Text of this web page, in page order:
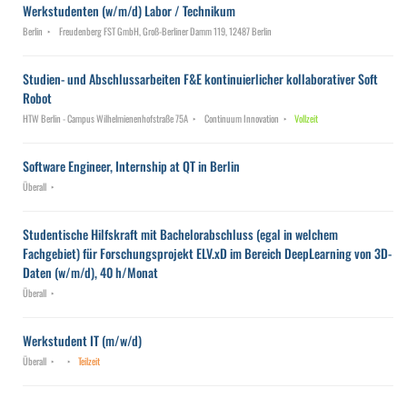
Werkstudenten (w/m/d) Labor / Technikum
Berlin Freudenberg FST GmbH, Groß-Berliner Damm 119, 12487 Berlin
Studien- und Abschlussarbeiten F&E kontinuierlicher kollaborativer Soft
Robot
HTW Berlin - Campus Wilhelmienenhofstraße 75A Continuum Innovation Vollzeit
Software Engineer, Internship at QT in Berlin
Überall
Studentische Hilfskraft mit Bachelorabschluss (egal in welchem
Fachgebiet) für Forschungsprojekt ELV.xD im Bereich DeepLearning von 3D-
Daten (w/m/d), 40 h/Monat
Überall
Werkstudent IT (m/w/d)
Überall Teilzeit